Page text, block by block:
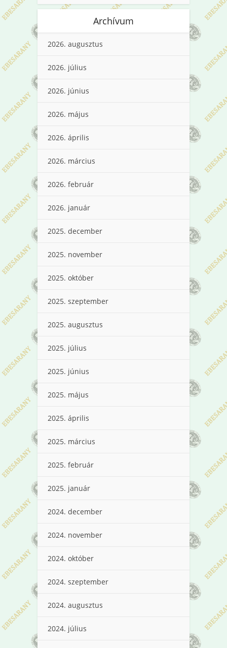
Archívum
2026. augusztus
2026. július
2026. június
2026. május
2026. április
2026. március
2026. február
2026. január
2025. december
2025. november
2025. október
2025. szeptember
2025. augusztus
2025. július
2025. június
2025. május
2025. április
2025. március
2025. február
2025. január
2024. december
2024. november
2024. október
2024. szeptember
2024. augusztus
2024. július